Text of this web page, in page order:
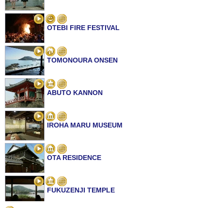
OTEBI FIRE FESTIVAL
TOMONOURA ONSEN
ABUTO KANNON
IROHA MARU MUSEUM
OTA RESIDENCE
FUKUZENJI TEMPLE